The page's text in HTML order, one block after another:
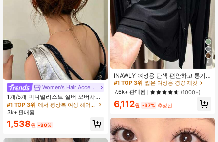
Women's Hair Accessories
1개/5개 미니멀리스트 실버 오버사이
즈 메탈 여성용 헤어 클립, 업스타일,
브레이딩, 번을 위한 프리미엄 헤어 액
세서리, 악어 헤어 클립, 솔리드 컬러
매끄러운 표면 손상 없는 헤어 클립,
오버사이즈 12CM 실버 헤어 클립, 사
계절용
#1 TOP 3위
에서 평상복 여성 헤어 액세서리
거의 매진!
#1 TOP 3위
에서 평상복 여성 헤어 액세서리
거의 매진!
#1 TOP 3위
에서 평상복 여성 헤어 액세서리
거의 매진!
#1 TOP 3위
에서 평상복 여성 헤어 액세서리
거의 매진!
3k+ 판매됨
1,538원 -30%
8
INAWLY 여성용 단색 편안하고 통기
성 좋은 긴 소매 앞면 버튼 캐주얼 다
용도 얇은 가디건
#1 TOP 3위
짧은 여성용 경량 재킷
거의 매진!
#1 TOP 3위 짧은 여성용 경량 재킷
거의 매진!
#1 TOP 3위 짧은 여성용 경량 재킷
거의 매진!
#1 TOP 3위
거의 매진!
7.6k+ 판매됨 (1000+)
6,112원 -37% 추정된